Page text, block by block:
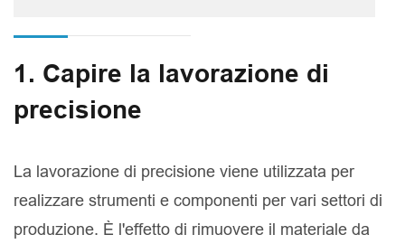
1. Capire la lavorazione di
precisione
La lavorazione di precisione viene utilizzata per
realizzare strumenti e componenti per vari settori di
produzione. È l'effetto di rimuovere il materiale da